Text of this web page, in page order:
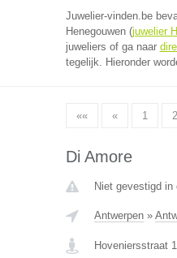
Juwelier-vinden.be
Henegouwen (juwelier
juweliers of ga naar
tegelijk. Hieronder
«« « 1 2
Di Amore
Niet gevestigd in
Antwerpen»
Hoveniersstraat